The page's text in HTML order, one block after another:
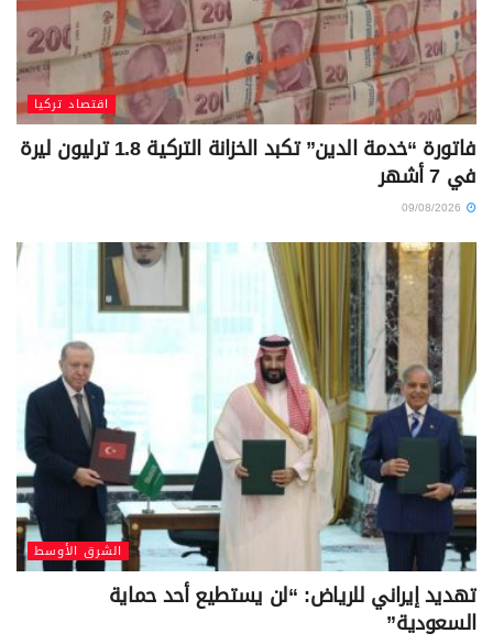
اقتصاد تركيا
فاتورة “خدمة الدين” تكبد الخزانة التركية 1.8 ترليون ليرة
في 7 أشهر
الشرق الأوسط
تهديد إيراني للرياض: “لن يستطيع أحد حماية
السعودية”